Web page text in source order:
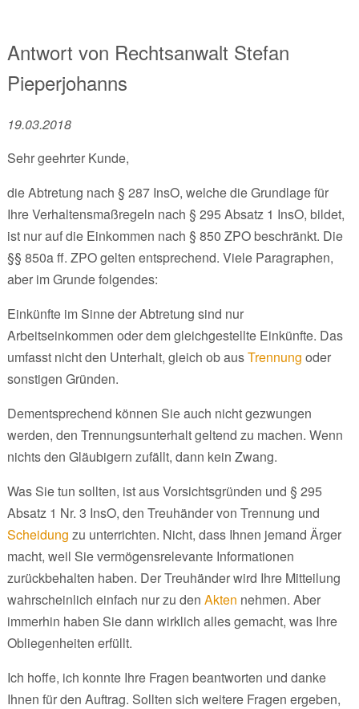
Antwort von Rechtsanwalt Stefan
Pieperjohanns
19.03.2018
Sehr geehrter Kunde,
die Abtretung nach § 287 InsO, welche die Grundlage für
Ihre Verhaltensmaßregeln nach § 295 Absatz 1 InsO, bildet,
ist nur auf die Einkommen nach § 850 ZPO beschränkt. Die
§§ 850a ff. ZPO gelten entsprechend. Viele Paragraphen,
aber im Grunde folgendes:
Einkünfte im Sinne der Abtretung sind nur
Arbeitseinkommen oder dem gleichgestellte Einkünfte. Das
umfasst nicht den Unterhalt, gleich ob ausTrennung oder
sonstigen Gründen.
Dementsprechend können Sie auch nicht gezwungen
werden, den Trennungsunterhalt geltend zu machen. Wenn
nichts den Gläubigern zufällt, dann kein Zwang.
Was Sie tun sollten, ist aus Vorsichtsgründen und § 295
Absatz 1 Nr. 3 InsO, den Treuhänder von Trennung und
Scheidung zu unterrichten. Nicht, dass Ihnen jemand Ärger
macht, weil Sie vermögensrelevante Informationen
zurückbehalten haben. Der Treuhänder wird Ihre Mitteilung
wahrscheinlich einfach nur zu den Akten nehmen. Aber
immerhin haben Sie dann wirklich alles gemacht, was Ihre
Obliegenheiten erfüllt.
Ich hoffe, ich konnte Ihre Fragen beantworten und danke
Ihnen für den Auftrag. Sollten sich weitere Fragen ergeben,